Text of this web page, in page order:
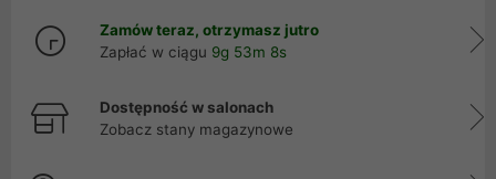
Zamów teraz, otrzymasz jutro
Zapłać w ciągu 9g 53m 6s
Dostępność w salonach
Zobacz stany magazynowe